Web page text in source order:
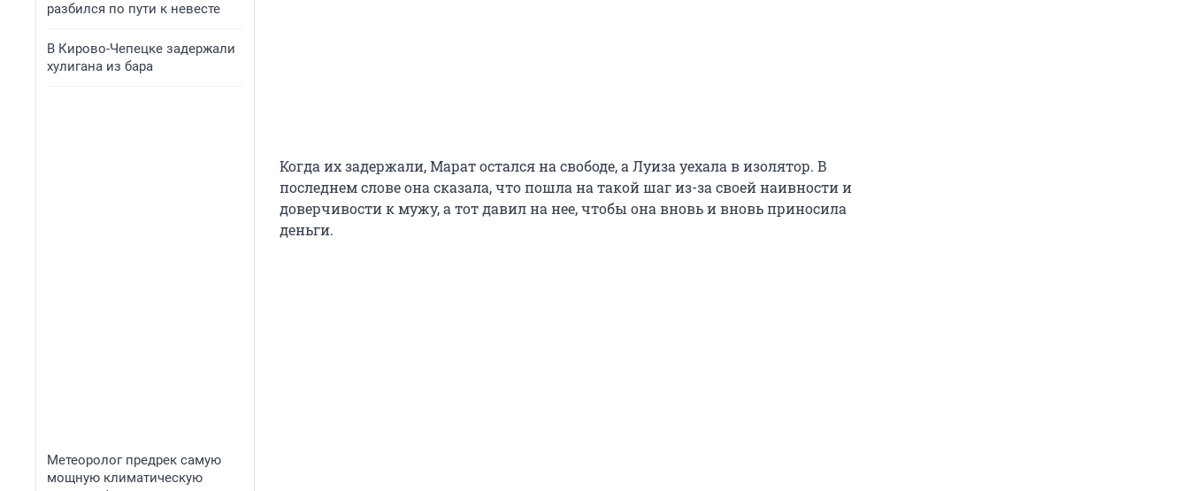
разбился по пути к невесте
В Кирово-Чепецке задержали
хулигана из бара
Метеоролог предрек самую
мощную климатическую
Когда их задержали, Марат остался на свободе, а Луиза уехала в изолятор. В
последнем слове она сказала, что пошла на такой шаг из-за своей наивности и
доверчивости к мужу, а тот давил на нее, чтобы она вновь и вновь приносила
деньги.